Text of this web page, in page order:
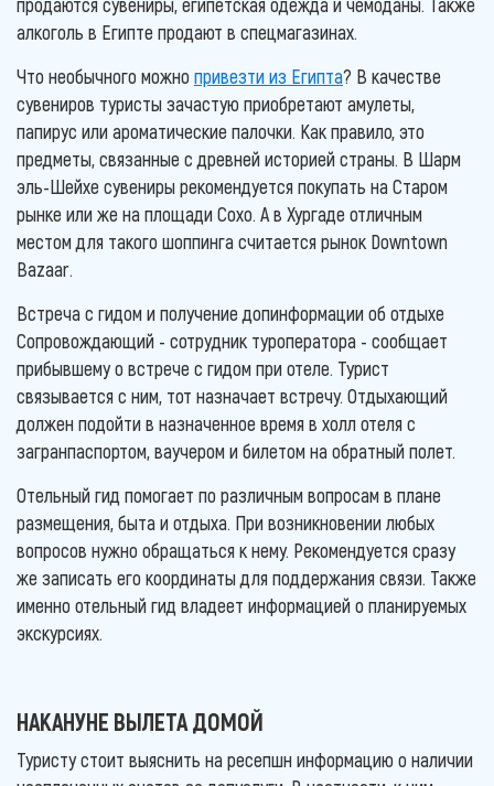
алкоголь в Египте продают в спецмагазинах.
Что необычного можно привезти из Египта? В качестве
сувениров туристы зачастую приобретают амулеты,
папирус или ароматические палочки. Как правило, это
предметы, связанные с древней историей страны. В Шарм
эль-Шейхе сувениры рекомендуется покупать на Старом
рынке или же на площади Сохо. А в Хургаде отличным
местом для такого шоппинга считается рынок Downtown
Bazaar.
Встреча с гидом и получение допинформации об отдыхе
Сопровождающий - сотрудник туроператора - сообщает
прибывшему о встрече с гидом при отеле. Турист
связывается с ним, тот назначает встречу. Отдыхающий
должен подойти в назначенное время в холл отеля с
загранпаспортом, ваучером и билетом на обратный полет.
Отельный гид помогает по различным вопросам в плане
размещения, быта и отдыха. При возникновении любых
вопросов нужно обращаться к нему. Рекомендуется сразу
же записать его координаты для поддержания связи. Также
именно отельный гид владеет информацией о планируемых
экскурсиях.
НАКАНУНЕ ВЫЛЕТА ДОМОЙ
Туристу стоит выяснить на ресепшн информацию о наличии